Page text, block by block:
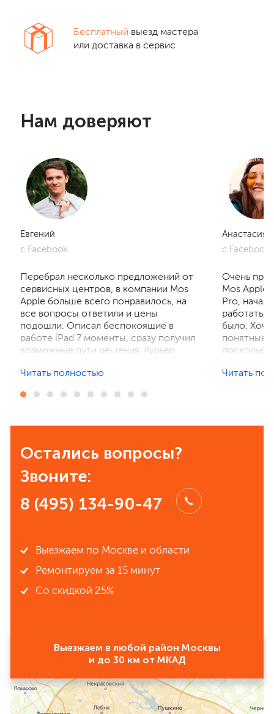
Бесплатный выезд мастера
или доставка в сервис
Нам доверяют
Евгений
с Facebook
Перебрал несколько предложений от
сервисных центров, в компании Mos
Apple больше всего понравилось, на
все вопросы ответили и цены
подошли. Описал беспокоящие в
работе iPad 7 моменты, сразу получил
возможные пути решения. Курьер
отзвонились по итогам осмотра,
порадовал, без лишнего ожидания и
рекомендовать всем знакомым.
Читать полностью
Анастасия
с Facebook
Очень
Mos
Pro, начал
работать,
было. Хочу
понятные
поскольку
Читать
Остались вопросы?
Звоните:
8 (495) 134-90-47
Выезжаем по Москве и области
Ремонтируем за 15 минут
Со скидкой 25%
Выезжаем в любой район Москвы
и до 30 км от МКАД